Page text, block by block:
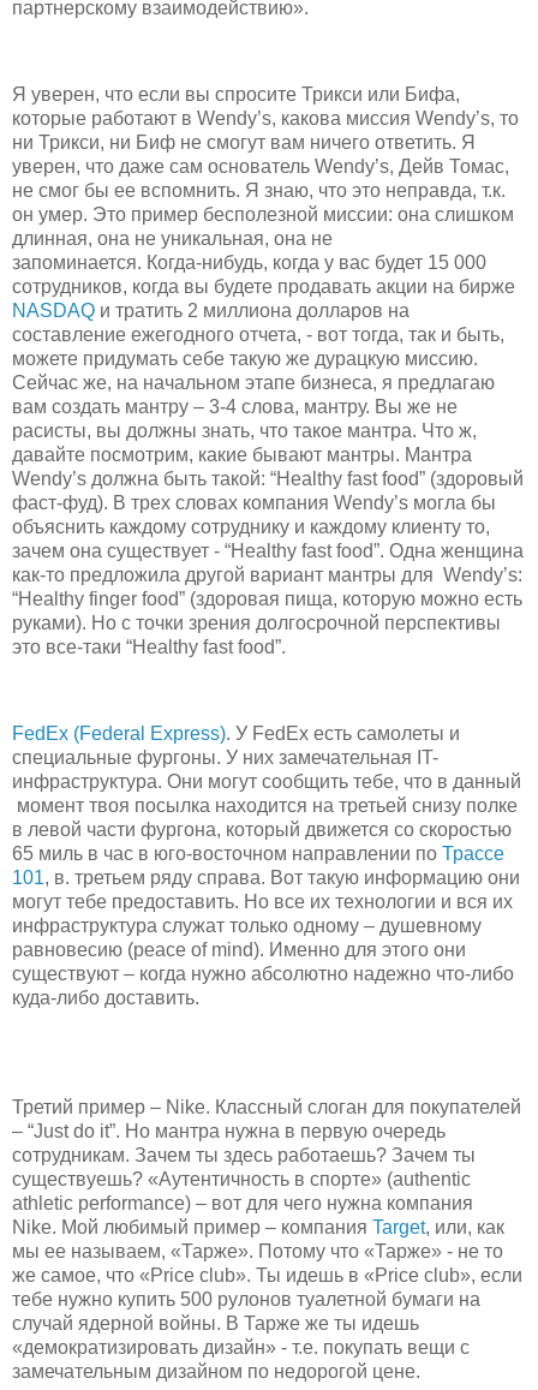
партнерскому взаимодействию».
Я уверен, что если вы спросите Трикси или Бифа,
которые работают в Wendy’s, какова миссия Wendy’s, то
ни Трикси, ни Биф не смогут вам ничего ответить. Я
уверен, что даже сам основатель Wendy’s, Дейв Томас,
не смог бы ее вспомнить. Я знаю, что это неправда, т.к.
он умер. Это пример бесполезной миссии: она слишком
длинная, она не уникальная, она не
запоминается. Когда-нибудь, когда у вас будет 15 000
сотрудников, когда вы будете продавать акции на бирже
NASDAQ и тратить 2 миллиона долларов на
составление ежегодного отчета, - вот тогда, так и быть,
можете придумать себе такую же дурацкую миссию.
Сейчас же, на начальном этапе бизнеса, я предлагаю
вам создать мантру – 3-4 слова, мантру. Вы же не
расисты, вы должны знать, что такое мантра. Что ж,
давайте посмотрим, какие бывают мантры. Мантра
Wendy’s должна быть такой: “Healthy fast food” (здоровый
фаст-фуд). В трех словах компания Wendy’s могла бы
объяснить каждому сотруднику и каждому клиенту то,
зачем она существует - “Healthy fast food”. Одна женщина
как-то предложила другой вариант мантры для Wendy’s:
“Healthy finger food” (здоровая пища, которую можно есть
руками). Но с точки зрения долгосрочной перспективы
это все-таки “Healthy fast food”.
FedEx (Federal Express). У FedEx есть самолеты и
специальные фургоны. У них замечательная IT-
инфраструктура. Они могут сообщить тебе, что в данный
момент твоя посылка находится на третьей снизу полке
в левой части фургона, который движется со скоростью
65 миль в час в юго-восточном направлении по Трассе
101, в. третьем ряду справа. Вот такую информацию они
могут тебе предоставить. Но все их технологии и вся их
инфраструктура служат только одному – душевному
равновесию (peace of mind). Именно для этого они
существуют – когда нужно абсолютно надежно что-либо
куда-либо доставить.
Третий пример – Nike. Классный слоган для покупателей
– “Just do it”. Но мантра нужна в первую очередь
сотрудникам. Зачем ты здесь работаешь? Зачем ты
существуешь? «Аутентичность в спорте» (authentic
athletic performance) – вот для чего нужна компания
Nike. Мой любимый пример – компания Target, или, как
мы ее называем, «Тарже». Потому что «Тарже» - не то
же самое, что «Price club». Ты идешь в «Price club», если
тебе нужно купить 500 рулонов туалетной бумаги на
случай ядерной войны. В Тарже же ты идешь
«демократизировать дизайн» - т.е. покупать вещи с
замечательным дизайном по недорогой цене.